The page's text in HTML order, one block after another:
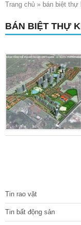
Trang chủ » bán biệt thự
BÁN BIỆT THỰ
Tin rao vặt
Tin bất động sản